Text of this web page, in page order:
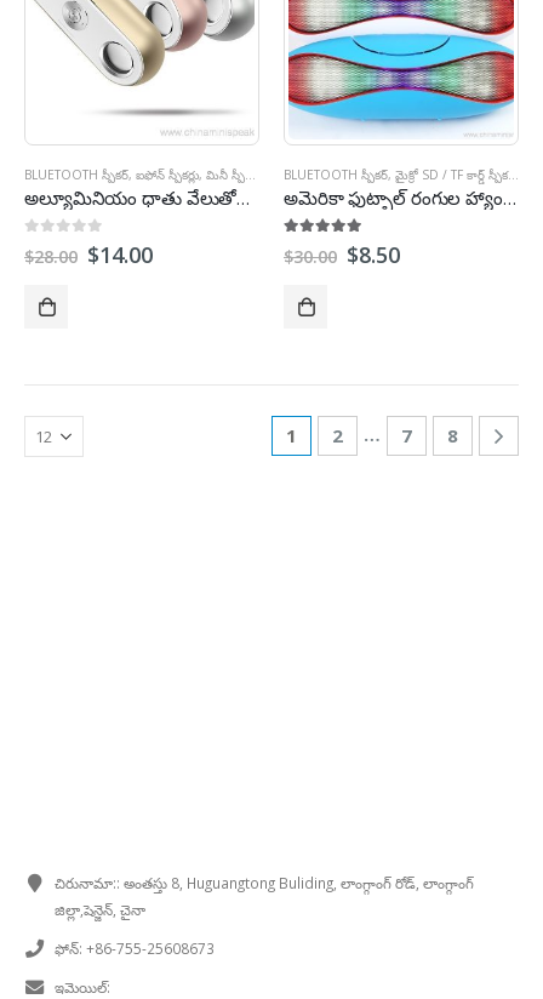
BLUETOOTH స్పీకర్, ఐఫోన్ స్పీకర్లు, మినీ స్పీకర్ అవుట్డోర్ స్పీకర్లు,స్టీరియో స్పీకర్లు
అల్యూమినియం ధాతు వేలుతోనే స్పీకర్లు
బయటకు 5
$28.00 $14.00
BLUETOOTH స్పీకర్, మైక్రో SD / TF కార్డ్ స్పీకర్
అమెరికా ఫుట్బాల్ రంగుల హ్యాండ్-ఫ్రీ మినీ Bluetooth స్పీకర్
బయటకు 5
$30.00 $8.50
1 2 … 7 8
చిరునామా:: అంతస్తు 8, Huguangtong Buliding, లాంగ్గాంగ్ రోడ్, లాంగ్గాంగ్
జిల్లా,షెన్జెన్, చైనా
ఫోన్: +86-755-25608673
ఇమెయిల్: